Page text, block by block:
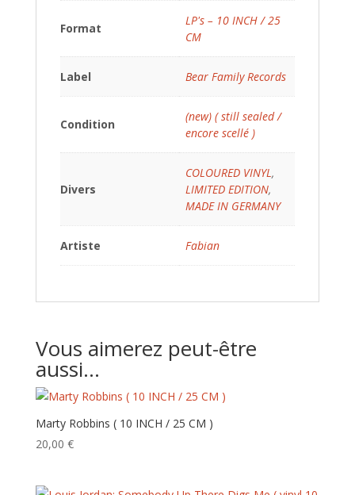
Format
LP's – 10 INCH / 25
CM
Label Bear Family Records
Condition
(new) ( still sealed /
encore scellé )
Divers
COLOURED VINYL,
LIMITED EDITION,
MADE IN GERMANY
Artiste Fabian
Vous aimerez peut-être
aussi…
Marty Robbins ( 10 INCH / 25 CM )
20,00 €